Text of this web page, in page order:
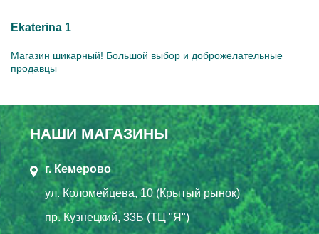
Ekaterina 1
Магазин шикарный! Большой выбор и доброжелательные
продавцы
НАШИ МАГАЗИНЫ
г. Кемерово
ул. Коломейцева, 10 (Крытый рынок)
пр. Кузнецкий, 33Б (ТЦ "Я")